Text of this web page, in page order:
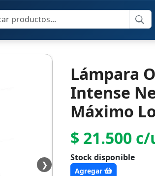
❯
Lámpara
Intense
Máximo
$ 21.500 c/
Stock disponible
Agregar